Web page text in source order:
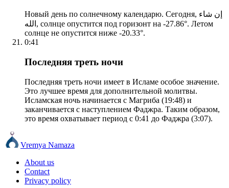
Новый день по солнечному календарю. Сегодня, إن شاء
الله, солнце опустится под горизонт на -27.86°. Летом
солнце не опустится ниже -20.33°.
0:41
Последняя треть ночи
Последняя треть ночи имеет в Исламе особое значение.
Это лучшее время для дополнительной молитвы.
Исламская ночь начинается с Магриба (19:48) и
заканчивается с наступлением Фаджра. Таким образом,
это время охватывает период с 0:41 до Фаджра (3:07).
Vremya Namaza
About us
Contact
Privacy policy